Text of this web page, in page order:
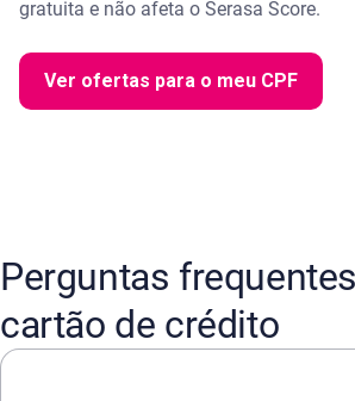
gratuita e não afeta o Serasa Score.
Ver ofertas para o meu CPF
Perguntas
cartão de crédito